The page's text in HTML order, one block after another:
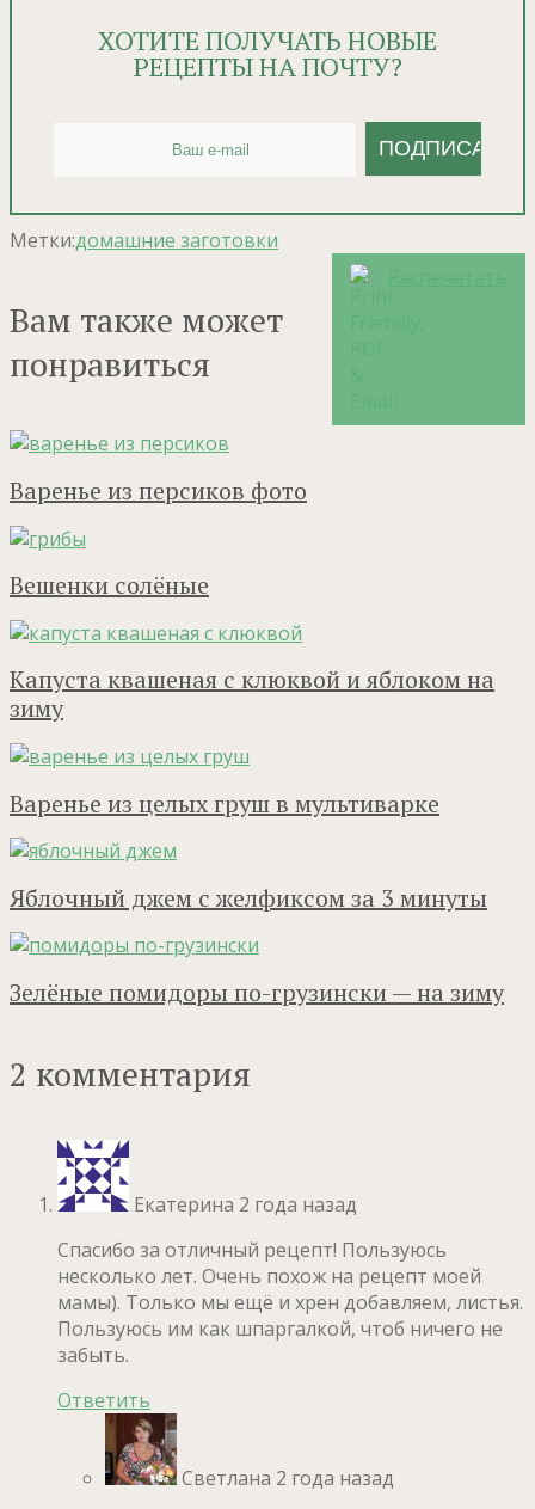
ХОТИТЕ ПОЛУЧАТЬ НОВЫЕ
РЕЦЕПТЫ НА ПОЧТУ?
Метки:домашние заготовки
Вам также может
понравиться
Варенье из персиков фото
Вешенки солёные
Капуста квашеная с клюквой и яблоком на
зиму
Варенье из целых груш в мультиварке
Яблочный джем с желфиксом за 3 минуты
Зелёные помидоры по-грузински — на зиму
2 комментария
Екатерина 2 года назад
Спасибо за отличный рецепт! Пользуюсь
несколько лет. Очень похож на рецепт моей
мамы). Только мы ещё и хрен добавляем, листья.
Пользуюсь им как шпаргалкой, чтоб ничего не
забыть.
Ответить
Светлана 2 года назад